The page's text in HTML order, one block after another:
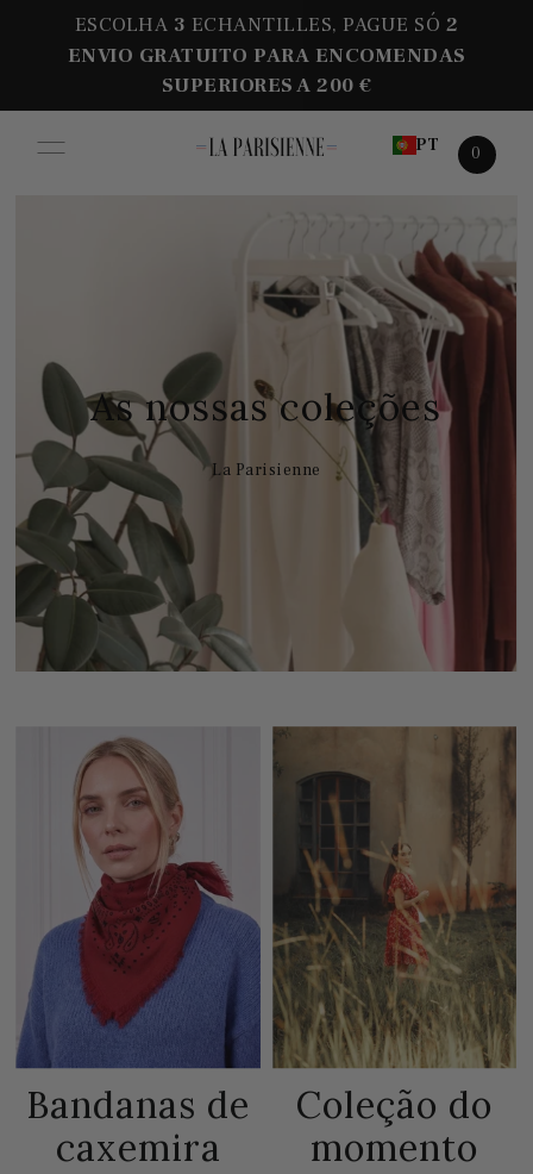
ESCOLHA 3 ECHANTILLES, PAGUE SÓ 2
ENVIO GRATUITO PARA ENCOMENDAS
SUPERIORES A 200 €
PT 0
As nossas coleções
La Parisienne
Bandanas de
caxemira
Coleção do
momento